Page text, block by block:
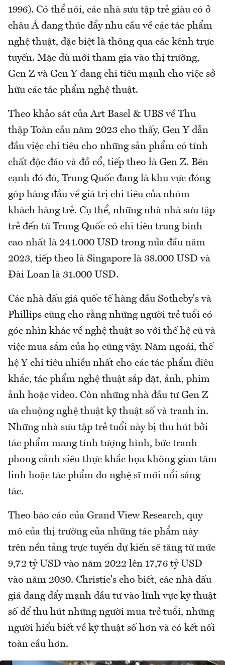
1996). Có thể nói, các nhà sưu tập trẻ giàu có ở
châu Á đang thúc đẩy nhu cầu về các tác phẩm
nghệ thuật, đặc biệt là thông qua các kênh trực
tuyến. Mặc dù mới tham gia vào thị trường,
Gen Z và Gen Y đang chi tiêu mạnh cho việc sở
hữu các tác phẩm nghệ thuật.
Theo khảo sát của Art Basel & UBS về Thu
thập Toàn cầu năm 2023 cho thấy, Gen Y dẫn
đầu việc chi tiêu cho những sản phẩm có tính
chất độc đáo và đồ cổ, tiếp theo là Gen Z. Bên
cạnh đó đó, Trung Quốc đang là khu vực đóng
góp hàng đầu về giá trị chi tiêu của nhóm
khách hàng trẻ. Cụ thể, những nhà nhà sưu tập
trẻ đến từ Trung Quốc có chi tiêu trung bình
cao nhất là 241.000 USD trong nửa đầu năm
2023, tiếp theo là Singapore là 38.000 USD và
Đài Loan là 31.000 USD.
Các nhà đấu giá quốc tế hàng đầu Sotheby's và
Phillips cũng cho rằng những người trẻ tuổi có
góc nhìn khác về nghệ thuật so với thế hệ cũ và
việc mua sắm của họ cũng vậy. Năm ngoái, thế
hệ Y chi tiêu nhiều nhất cho các tác phẩm điêu
khắc, tác phẩm nghệ thuật sắp đặt, ảnh, phim
ảnh hoặc video. Còn những nhà đầu tư Gen Z
ưa chuộng nghệ thuật kỹ thuật số và tranh in.
Những nhà sưu tập trẻ tuổi này bị thu hút bởi
tác phẩm mang tính tượng hình, bức tranh
phong cảnh siêu thực khắc họa không gian tâm
linh hoặc tác phẩm do nghệ sĩ mới nổi sáng
tác.
Theo báo cáo của Grand View Research, quy
mô của thị trường của những tác phẩm này
trên nền tảng trực tuyến dự kiến sẽ tăng từ mức
9,72 tỷ USD vào năm 2022 lên 17,76 tỷ USD
vào năm 2030. Christie's cho biết, các nhà đấu
giá đang đẩy mạnh đầu tư vào lĩnh vực kỹ thuật
số để thu hút những người mua trẻ tuổi, những
người hiểu biết về kỹ thuật số hơn và có kết nối
toàn cầu hơn.